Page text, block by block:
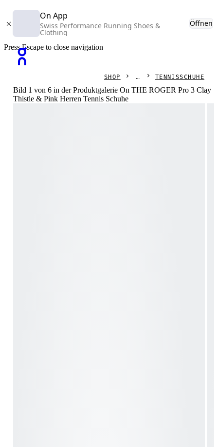
On App
Swiss Performance Running Shoes &
Clothing
Öffnen
Press Escape to close navigation
SHOP TENNISSCHUHE
Bild 1 von 6 in der Produktgalerie On THE ROGER Pro 3 Clay
Thistle & Pink Herren Tennis Schuhe